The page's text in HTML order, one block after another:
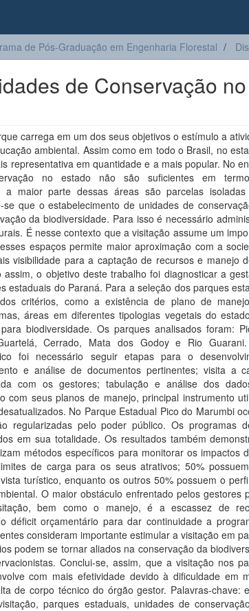
de Pós-Graduação em Engenharia Florestal
de Conservação no
carrega em um dos seus objetivos o estímulo a
ambiental. Assim como em todo o Brasil, no
representativa em quantidade e a mais popular. No
no estado não são suficientes em
a maior parte dessas áreas são parcelas
que o estabelecimento de unidades de
da biodiversidade. Para isso é necessário
É nesse contexto que a visitação assume um
espaços permite maior aproximação com a
visibilidade para a captação de recursos e manejo
assim, o objetivo deste trabalho foi diagnosticar a
estaduais do Paraná. Para a seleção dos parques
critérios, como a existência de plano de
áreas em diferentes tipologias vegetais do
biodiversidade. Os parques analisados foram:
Cerrado, Mata dos Godoy e Rio
foi necessário seguir etapas para o
e análise de documentos pertinentes; visita a
com os gestores; tabulação e análise dos
com seus planos de manejo, principal instrumento
No Parque Estadual Pico do Marumbi
regularizadas pelo poder público. Os programas
em sua totalidade. Os resultados também
métodos específicos para monitorar os impactos
de carga para os seus atrativos; 50%
turístico, enquanto os outros 50% possuem o
O maior obstáculo enfrentado pelos gestores
bem como o manejo, é a escassez de
déficit orçamentário para dar continuidade a
consideram importante estimular a visitação em
podem se tornar aliados na conservação da
Conclui-se, assim, que a visitação nos
com mais efetividade devido à dificuldade em
de corpo técnico do órgão gestor. Palavras-chave:
parques estaduais, unidades de